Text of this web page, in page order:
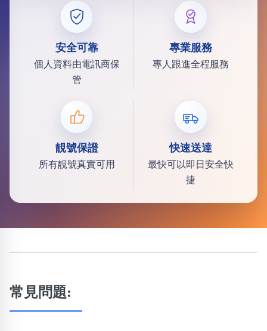
安全可靠
個人資料由電訊商保
管
專業服務
專人跟進全程服務
靚號保證
所有靚號真實可用
快速送達
最快可以即日安全快
捷
常見問題: